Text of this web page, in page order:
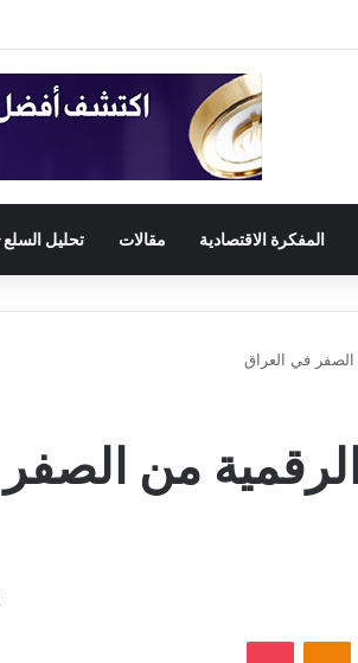
المفكرة الاقتصادية مقالات تحليل السلع
الصفر في العراق
من